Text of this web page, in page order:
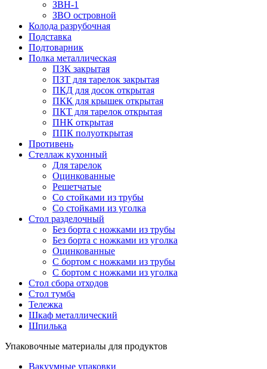
ЗВН-1
ЗВО островной
Колода разрубочная
Подставка
Подтоварник
Полка металлическая
ПЗК закрытая
ПЗТ для тарелок закрытая
ПКД для досок открытая
ПКК для крышек открытая
ПКТ для тарелок открытая
ПНК открытая
ППК полуоткрытая
Противень
Стеллаж кухонный
Для тарелок
Оцинкованные
Решетчатые
Со стойками из трубы
Со стойками из уголка
Стол разделочный
Без борта с ножками из трубы
Без борта с ножками из уголка
Оцинкованные
С бортом с ножками из трубы
С бортом с ножками из уголка
Стол сбора отходов
Стол тумба
Тележка
Шкаф металлический
Шпилька
Упаковочные материалы для продуктов
Вакуумные упаковки